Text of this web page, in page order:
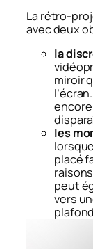
La rétro-
avec deux
la
miroir
les
placé
peut
vers